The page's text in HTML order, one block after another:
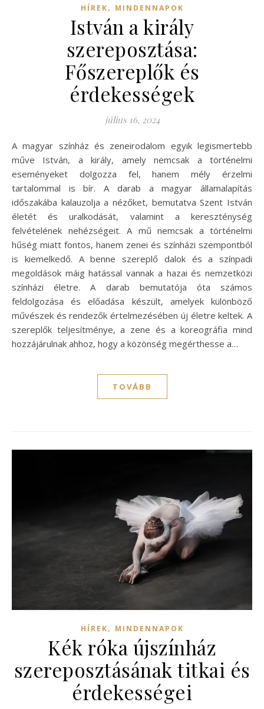
HÍREK, MINDENNAPOK
István a király
szereposztása:
Főszereplők és
érdekességek
július 16, 2024
A magyar színház és zeneirodalom egyik legismertebb
műve István, a király, amely nemcsak a történelmi
eseményeket dolgozza fel, hanem mély érzelmi
tartalommal is bír. A darab a magyar államalapítás
időszakába kalauzolja a nézőket, bemutatva Szent István
életét és uralkodását, valamint a kereszténység
felvételének nehézségeit. A mű nemcsak a történelmi
hűség miatt fontos, hanem zenei és színházi szempontból
is kiemelkedő. A benne szereplő dalok és a színpadi
megoldások máig hatással vannak a hazai és nemzetközi
színházi életre. A darab bemutatója óta számos
feldolgozása és előadása készült, amelyek különböző
művészek és rendezők értelmezésében új életre keltek. A
szereplők teljesítménye, a zene és a koreográfia mind
hozzájárulnak ahhoz, hogy a közönség megérthesse a…
TOVÁBB
HÍREK, MINDENNAPOK
Kék róka újszínház
szereposztásának titkai és
érdekességei